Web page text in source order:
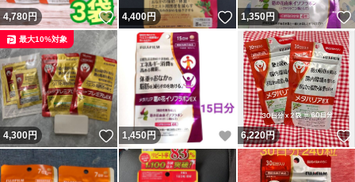
4,780円 いいね！
4,400円 いいね！
1,350円
4,300円 いいね！
最大10%対象
1,450円 いいね！
6,220円